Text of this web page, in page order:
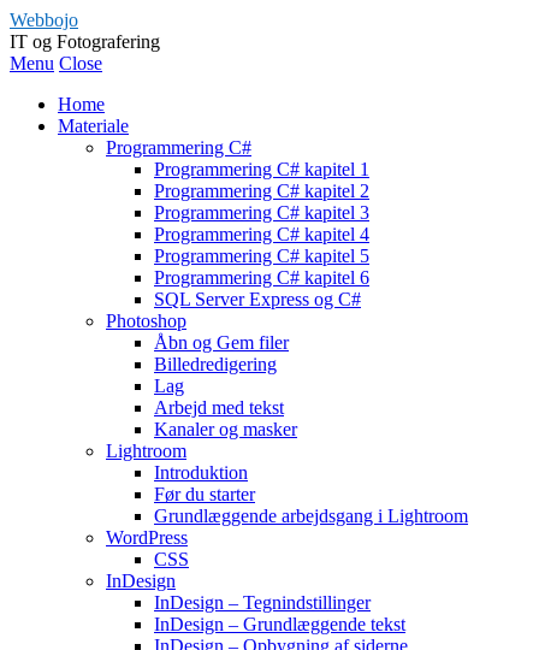
Webbojo
IT og Fotografering
Menu Close
Home
Materiale
Programmering C#
Programmering C# kapitel 1
Programmering C# kapitel 2
Programmering C# kapitel 3
Programmering C# kapitel 4
Programmering C# kapitel 5
Programmering C# kapitel 6
SQL Server Express og C#
Photoshop
Åbn og Gem filer
Billedredigering
Lag
Arbejd med tekst
Kanaler og masker
Lightroom
Introduktion
Før du starter
Grundlæggende arbejdsgang i Lightroom
WordPress
CSS
InDesign
InDesign – Tegnindstillinger
InDesign – Grundlæggende tekst
InDesign – Opbygning af siderne